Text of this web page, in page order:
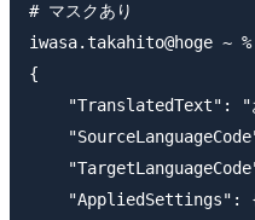
# マスクあり
iwasa.takahito@hoge
{
"TranslatedText": "
"AppliedSettings":